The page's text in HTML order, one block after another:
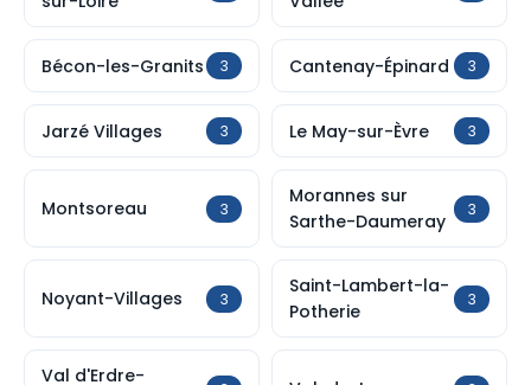
Bécon-les-Granits 3 Cantenay-Épinard 3
Jarzé Villages 3 Le May-sur-Èvre 3
Montsoreau 3
Morannes sur
Sarthe-Daumeray
3
Noyant-Villages 3
Saint-Lambert-la-
Potherie
3
Val d'Erdre-